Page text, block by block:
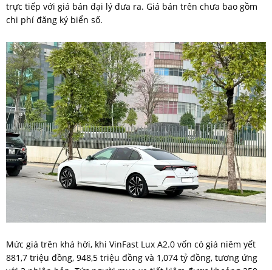
trực tiếp với giá bán đại lý đưa ra. Giá bán trên chưa bao gồm
chi phí đăng ký biển số.
Mức giá trên khá hời, khi VinFast Lux A2.0 vốn có giá niêm yết
881,7 triệu đồng, 948,5 triệu đồng và 1,074 tỷ đồng, tương ứng